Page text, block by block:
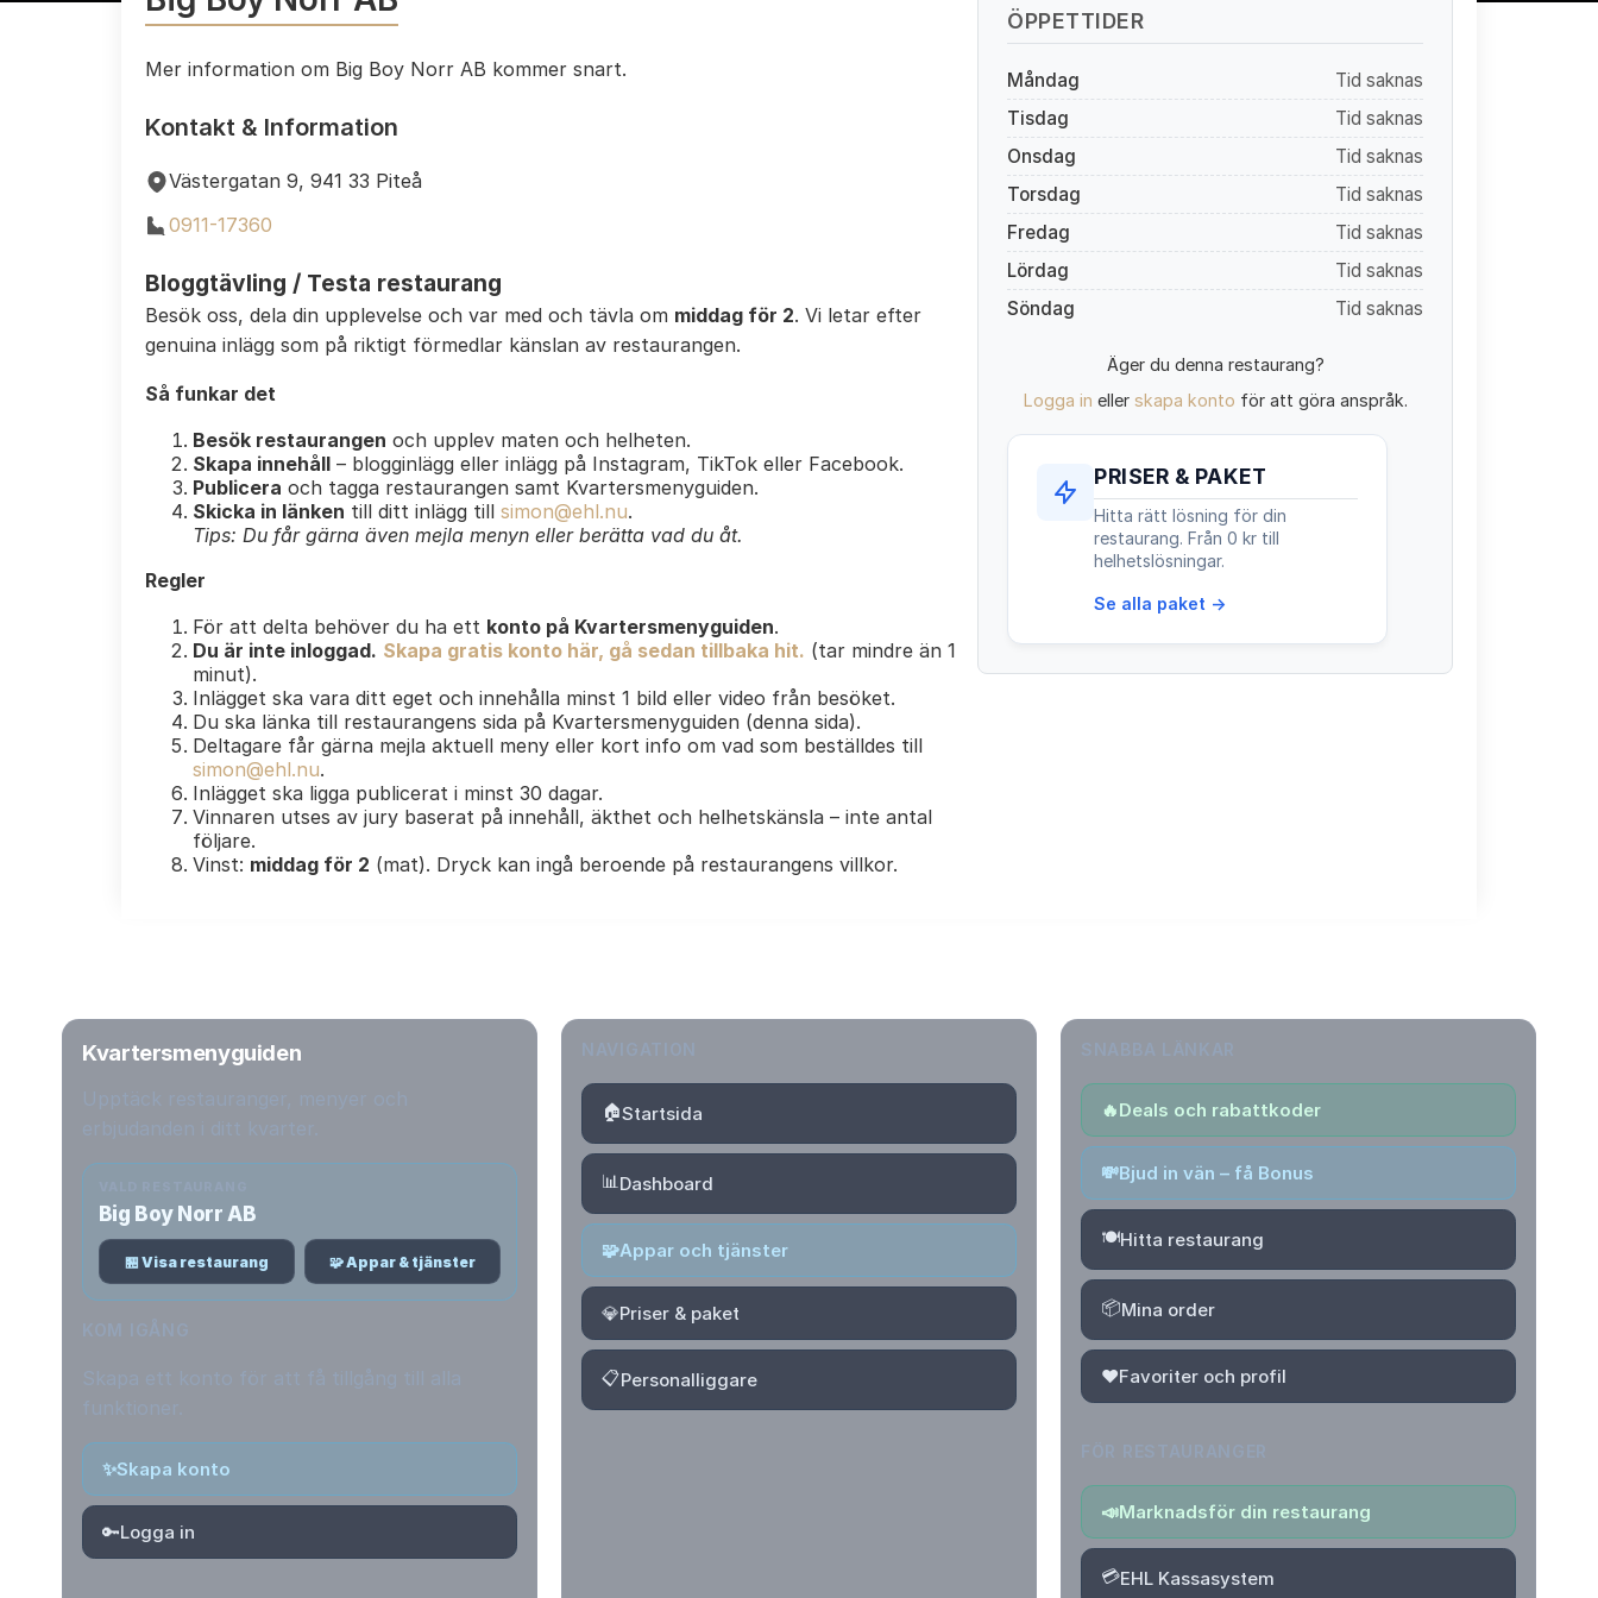
Mer information om Big Boy Norr AB kommer snart.
Kontakt & Information
Västergatan 9, 941 33 Piteå
0911-17360
Bloggtävling / Testa restaurang
Besök oss, dela din upplevelse och var med och tävla om middag för 2. Vi letar efter
genuina inlägg som på riktigt förmedlar känslan av restaurangen.
Så funkar det
Besök restaurangen och upplev maten och helheten.
Skapa innehåll – blogginlägg eller inlägg på Instagram, TikTok eller Facebook.
Publicera och tagga restaurangen samt Kvartersmenyguiden.
Skicka in länken till ditt inlägg till simon@ehl.nu.
Tips: Du får gärna även mejla menyn eller berätta vad du åt.
Regler
För att delta behöver du ha ett konto på Kvartersmenyguiden.
Du är inte inloggad. Skapa gratis konto här, gå sedan tillbaka hit. (tar mindre än 1
minut).
Inlägget ska vara ditt eget och innehålla minst 1 bild eller video från besöket.
Du ska länka till restaurangens sida på Kvartersmenyguiden (denna sida).
Deltagare får gärna mejla aktuell meny eller kort info om vad som beställdes till
simon@ehl.nu.
Inlägget ska ligga publicerat i minst 30 dagar.
Vinnaren utses av jury baserat på innehåll, äkthet och helhetskänsla – inte antal
följare.
Vinst: middag för 2 (mat). Dryck kan ingå beroende på restaurangens villkor.
ÖPPETTIDER
Måndag
Tid saknas
Tisdag
Tid saknas
Onsdag
Tid saknas
Torsdag
Tid saknas
Fredag
Tid saknas
Lördag
Tid saknas
Söndag
Tid saknas
Äger du denna restaurang?
Logga in eller skapa konto för att göra anspråk.
PRISER & PAKET
Hitta rätt lösning för din
restaurang. Från 0 kr till
helhetslösningar.
Se alla paket →
Kvartersmenyguiden
Big Boy Norr AB
🏪 Visa restaurang 🧩 Appar & tjänster
✨Skapa konto
🔑Logga in
🏠Startsida
📊Dashboard
🧩Appar och tjänster
💎Priser & paket
📋Personalliggare
🔥Deals och rabattkoder
💸Bjud in vän – få Bonus
🍽️Hitta restaurang
📦Mina order
❤️Favoriter och profil
📣Marknadsför din restaurang
💳EHL Kassasystem